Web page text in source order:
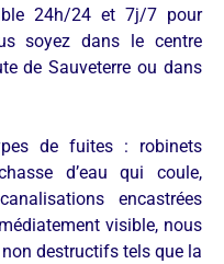
24h/24 et 7j/7 pour
soyez dans le centre
de Sauveterre ou dans
de fuites : robinets
d’eau qui coule,
encastrées
visible, nous
destructifs tels que la